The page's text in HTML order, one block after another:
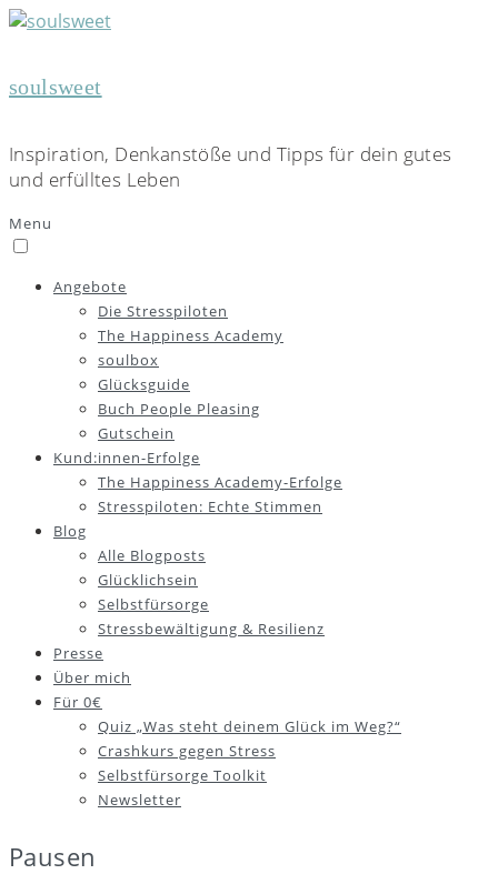
soulsweet
Inspiration, Denkanstöße und Tipps für dein gutes
und erfülltes Leben
Menu
Angebote
Die Stresspiloten
The Happiness Academy
soulbox
Glücksguide
Buch People Pleasing
Gutschein
Kund:innen-Erfolge
The Happiness Academy-Erfolge
Stresspiloten: Echte Stimmen
Blog
Alle Blogposts
Glücklichsein
Selbstfürsorge
Stressbewältigung & Resilienz
Presse
Über mich
Für 0€
Quiz „Was steht deinem Glück im Weg?“
Crashkurs gegen Stress
Selbstfürsorge Toolkit
Newsletter
Pausen